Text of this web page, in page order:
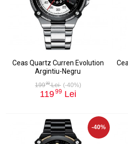
Ceas Quartz Curren Evolution
Argintiu-Negru
19999Lei (-40%)
11999Lei
-40%